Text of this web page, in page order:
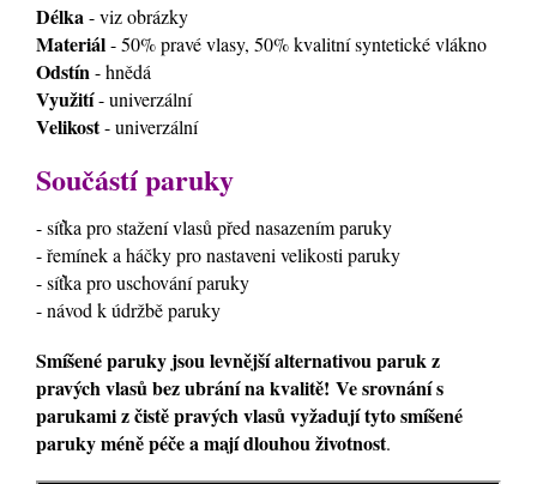
Délka- viz obrázky
Materiál- 50% pravé vlasy, 50% kvalitní syntetické vlákno
Odstín- hnědá
Využití- univerzální
Velikost- univerzální
Součástí paruky
- síťka pro stažení vlasů před nasazením paruky
- řemínek a háčky pro nastaveni velikosti paruky
- síťka pro uschování paruky
- návod k údržbě paruky
Smíšené paruky jsou levnější alternativou paruk z
pravých vlasů bez ubrání na kvalitě! Ve srovnání s
parukami z čistě pravých vlasů vyžadují tyto smíšené
paruky méně péče a mají dlouhou životnost.